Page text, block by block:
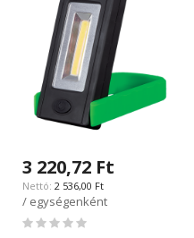
3 220,72 Ft
2 536,00 Ft
/ egységenként
Rating: